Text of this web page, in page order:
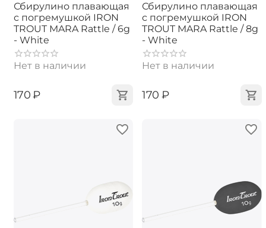
Сбирулино плавающая
с погремушкой IRON
TROUT MARA Rattle / 6g
- White
Нет в наличии
‍170‍ ₽
Сбирулино плавающая
с погремушкой IRON
TROUT MARA Rattle / 8g
- White
Нет в наличии
‍170‍ ₽